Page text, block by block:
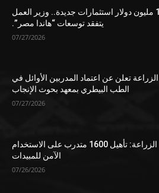
100 مليون دولار استثمارات جديدة.. وزير العمل
يتفقد توسعات “هاندا مصر”.
07/27/2026
الزراعة تعلن عن اعتماد المدربين الأوائل في
الطب البيطري بمعهد بحوث الإنجاب
07/27/2026
الزراعة: تأهيل 1600 متدرب على الاستخدام
الآمن للمبيدات
07/26/2026